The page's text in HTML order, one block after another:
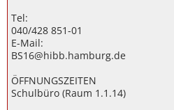
Tel:
040/428 851-01
E-Mail:
BS16@hibb.hamburg.de
ÖFFNUNGSZEITEN
Schulbüro (Raum 1.1.14)